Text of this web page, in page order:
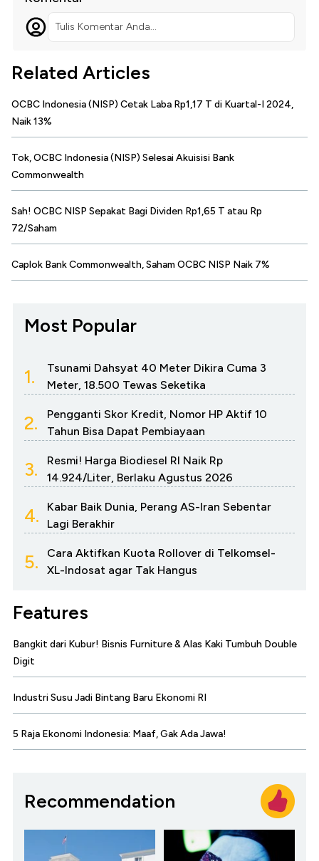
Tulis Komentar Anda...
Related Articles
OCBC Indonesia (NISP) Cetak Laba Rp1,17 T di Kuartal-I 2024,
Naik 13%
Tok, OCBC Indonesia (NISP) Selesai Akuisisi Bank
Commonwealth
Sah! OCBC NISP Sepakat Bagi Dividen Rp1,65 T atau Rp
72/Saham
Caplok Bank Commonwealth, Saham OCBC NISP Naik 7%
Most Popular
1.
Tsunami Dahsyat 40 Meter Dikira Cuma 3
Meter, 18.500 Tewas Seketika
2.
Pengganti Skor Kredit, Nomor HP Aktif 10
Tahun Bisa Dapat Pembiayaan
3.
Resmi! Harga Biodiesel RI Naik Rp
14.924/Liter, Berlaku Agustus 2026
4.
Kabar Baik Dunia, Perang AS-Iran Sebentar
Lagi Berakhir
5.
Cara Aktifkan Kuota Rollover di Telkomsel-
XL-Indosat agar Tak Hangus
Features
Bangkit dari Kubur! Bisnis Furniture & Alas Kaki Tumbuh Double
Digit
Industri Susu Jadi Bintang Baru Ekonomi RI
5 Raja Ekonomi Indonesia: Maaf, Gak Ada Jawa!
Recommendation